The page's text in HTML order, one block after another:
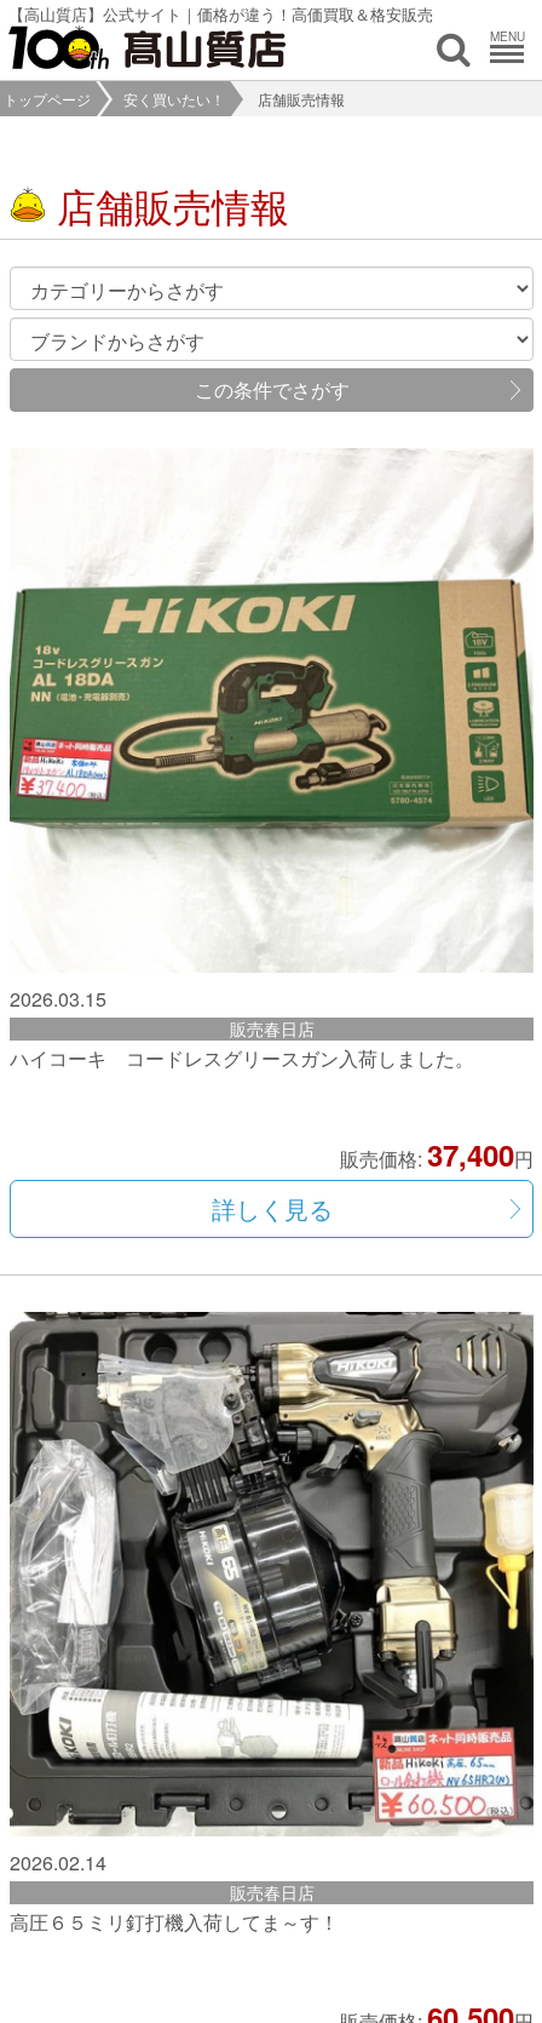
【高山質店】公式サイト｜価格が違う！高価買取＆格安販売
MENU
トップページ 安く買いたい！ 店舗販売情報
店舗販売情報
この条件でさがす
2026.03.15
販売春日店
ハイコーキ コードレスグリースガン入荷しました。
販売価格: 37,400円
詳しく見る
2026.02.14
販売春日店
高圧６５ミリ釘打機入荷してま～す！